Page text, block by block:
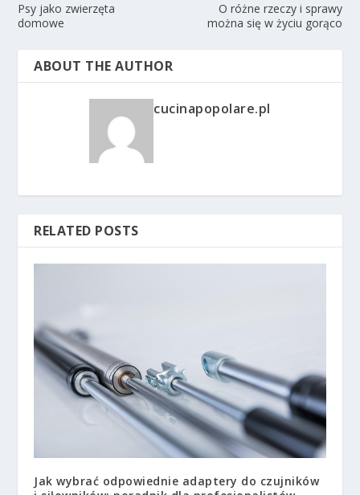
Psy jako zwierzęta
domowe
O różne rzeczy i sprawy
można się w życiu gorąco
ABOUT THE AUTHOR
cucinapopolare.pl
RELATED POSTS
Jak wybrać odpowiednie adaptery do czujników